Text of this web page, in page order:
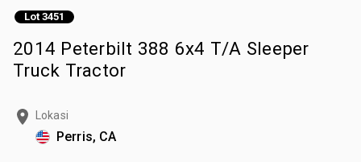
Lot 3451
2014 Peterbilt 388 6x4 T/A Sleeper
Truck Tractor
Lokasi
Perris, CA